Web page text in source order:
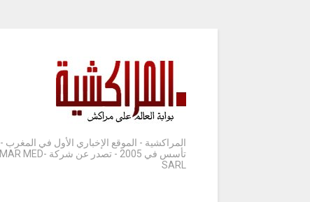
المراكشية - الموقع الإخباري الأول في المغرب -
تأسس في 2005 - تصدر عن شركة IMAR MED-
SARL